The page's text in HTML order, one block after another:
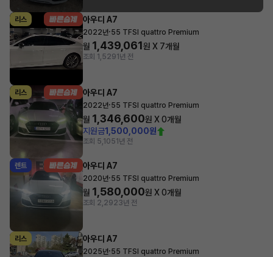
리스 아우디 A7
2022년·55 TFSI quattro Premium
월 1,439,061원 X 7개월
조회 1,5291년 전
리스 아우디 A7
2022년·55 TFSI quattro Premium
월 1,346,600원 X0개월
지원금1,500,000원
조회 5,1051년 전
렌트 아우디 A7
2020년·55 TFSI quattro Premium
월 1,580,000원 X0개월
조회 2,2923년 전
리스 아우디 A7
2025년·55 TFSI quattro Premium